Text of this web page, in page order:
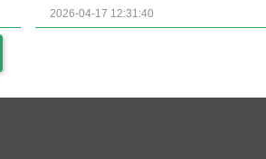
2026-04-17 12:31:40